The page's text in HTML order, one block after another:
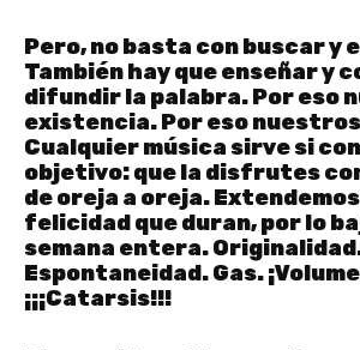
Pero, no basta con buscar y
También hay que enseñar y
difundir la palabra. Por eso
existencia. Por eso
Cualquier música sirve si
objetivo: que la disfrutes
de oreja a oreja.
felicidad que duran, por lo
semana entera.
Espontaneidad. Gas.
¡¡¡Catarsis!!!